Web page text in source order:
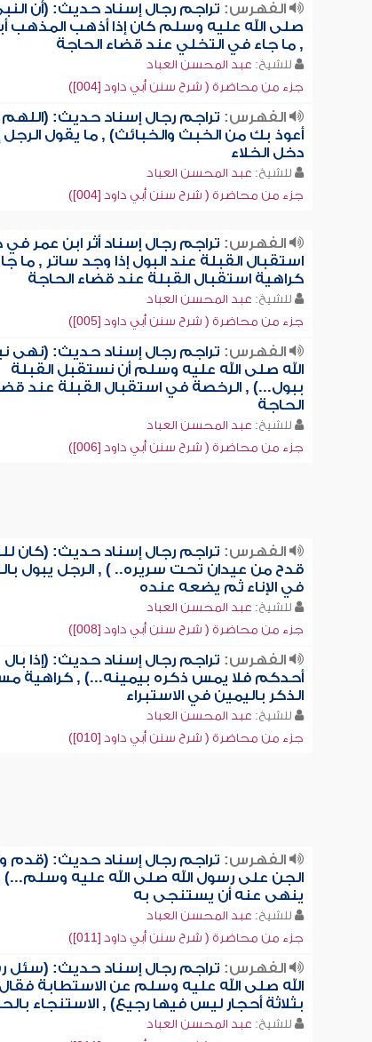
الفهرس: تراجم رجال إسناد حديث: (أن
صلى الله عليه وسلم كان إذا أذهب المذهب
, ما جاء في التخلي عند قضاء الحاجة
للشيخ: عبد المحسن العباد
جزء من محاضرة ( شرح سنن أبي داود [004])
الفهرس: تراجم رجال إسناد حديث: (اللهم
أعوذ بك من الخبث والخبائث) , ما يقول الرجل
دخل الخلاء
للشيخ: عبد المحسن العباد
جزء من محاضرة ( شرح سنن أبي داود [004])
الفهرس: تراجم رجال إسناد أثر ابن عمر في
استقبال القبلة عند البول إذا وجد ساتر , ما
كراهية استقبال القبلة عند قضاء الحاجة
للشيخ: عبد المحسن العباد
جزء من محاضرة ( شرح سنن أبي داود [005])
الفهرس: تراجم رجال إسناد حديث: (نهى
الله صلى الله عليه وسلم أن نستقبل القبلة
ببول...) , الرخصة في استقبال القبلة عند
الحاجة
للشيخ: عبد المحسن العباد
جزء من محاضرة ( شرح سنن أبي داود [006])
الفهرس: تراجم رجال إسناد حديث: (كان
قدح من عيدان تحت سريره.. ) , الرجل يبول
في الإناء ثم يضعه عنده
للشيخ: عبد المحسن العباد
جزء من محاضرة ( شرح سنن أبي داود [008])
الفهرس: تراجم رجال إسناد حديث: (إذا بال
أحدكم فلا يمس ذكره بيمينه...) , كراهية
الذكر باليمين في الاستبراء
للشيخ: عبد المحسن العباد
جزء من محاضرة ( شرح سنن أبي داود [010])
الفهرس: تراجم رجال إسناد حديث: (قدم
الجن على رسول الله صلى الله عليه وسلم...)
ينهى عنه أن يستنجى به
للشيخ: عبد المحسن العباد
جزء من محاضرة ( شرح سنن أبي داود [011])
الفهرس: تراجم رجال إسناد حديث: (سئل
الله صلى الله عليه وسلم عن الاستطابة
بثلاثة أحجار ليس فيها رجيع) , الاستنجاء
للشيخ: عبد المحسن العباد